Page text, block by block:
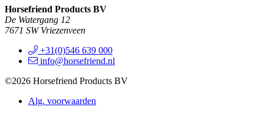
Horsefriend Products BV
De Watergang 12
7671 SW Vriezenveen
+31(0)546 639 000
info@horsefriend.nl
©2026 Horsefriend Products BV
Alg. voorwaarden